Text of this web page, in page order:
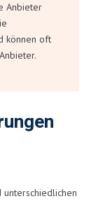
Anbieter
können oft
unterschiedlichen